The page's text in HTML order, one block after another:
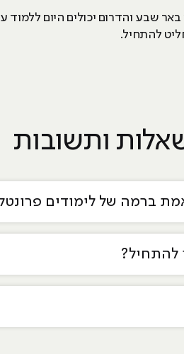
להתחיל.
ותשובות
ברמה של לימודים
להתחיל?